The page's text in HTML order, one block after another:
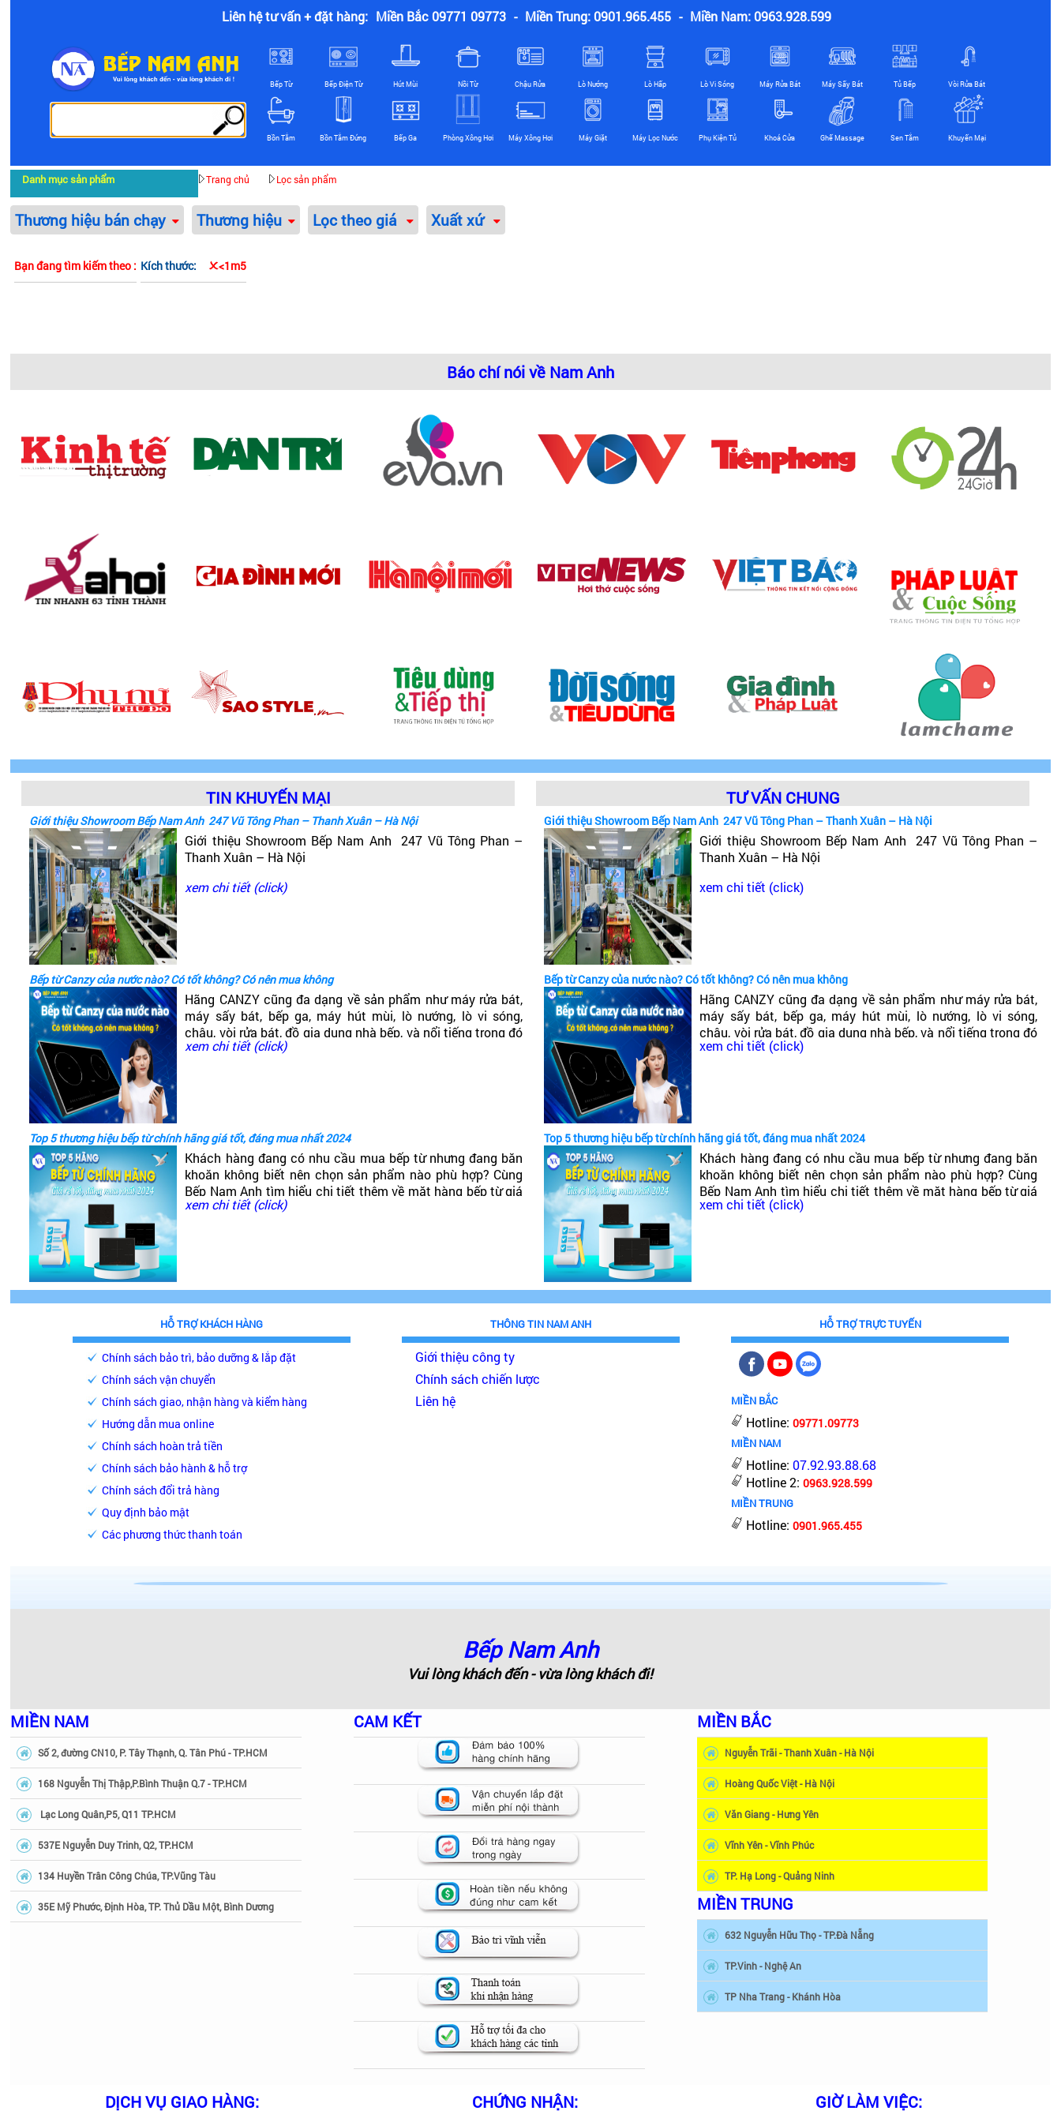
Liên hệ tư vấn + đặt hàng: Miền Bắc 09771 09773 - Miền Trung: 0901.965.455 - Miền Nam: 0963.928.599
Bếp Từ Bếp Điện Từ Hút Mùi Nồi Từ Chậu Rửa Lò Nướng Lò Hấp Lò Vi Sóng Máy Rửa Bát Máy Sấy Bát Tủ Bếp Vòi Rửa Bát
Bồn Tắm Bồn Tắm Đứng Bếp Ga Phòng Xông Hơi Máy Xông Hơi Máy Giặt Máy Lọc Nước Phụ Kiện Tủ Khoá Cửa Ghế Massage Sen Tắm Khuyến Mại
Danh mục sản phẩm Trang chủ Lọc sản phẩm
Thương hiệu bán chạy Thương hiệu Lọc theo giá Xuất xứ
Bạn đang tìm kiếm theo : Kích thước: <1m5
Báo chí nói về Nam Anh
TIN KHUYẾN MẠI
Giới thiệu Showroom Bếp Nam Anh 247 Vũ Tông Phan – Thanh Xuân – Hà Nội
Giới thiệu Showroom Bếp Nam Anh 247 Vũ Tông Phan –
Thanh Xuân – Hà Nội
xem chi tiết (click)
Bếp từ Canzy của nước nào? Có tốt không? Có nên mua không
Hãng CANZY cũng đa dạng về sản phẩm như máy rửa bát,
máy sấy bát, bếp ga, máy hút mùi, lò nướng, lò vi sóng,
chậu, vòi rửa bát, đồ gia dụng nhà bếp, và nổi tiếng trong đó
có dòng bếp từ Canzy. Vậy Bếp từ Canzy của nước nào? Có
xem chi tiết (click)
Top 5 thương hiệu bếp từ chính hãng giá tốt, đáng mua nhất 2024
Khách hàng đang có nhu cầu mua bếp từ nhưng đang băn
khoăn không biết nên chọn sản phẩm nào phù hợp? Cùng
Bếp Nam Anh tìm hiểu chi tiết thêm về mặt hàng bếp từ giá
phải chăng, chất lượng cao, đáng mua nhất 2024!
xem chi tiết (click)
TƯ VẤN CHUNG
Giới thiệu Showroom Bếp Nam Anh 247 Vũ Tông Phan – Thanh Xuân – Hà Nội
Giới thiệu Showroom Bếp Nam Anh 247 Vũ Tông Phan –
Thanh Xuân – Hà Nội
xem chi tiết (click)
Bếp từ Canzy của nước nào? Có tốt không? Có nên mua không
Hãng CANZY cũng đa dạng về sản phẩm như máy rửa bát,
máy sấy bát, bếp ga, máy hút mùi, lò nướng, lò vi sóng,
chậu, vòi rửa bát, đồ gia dụng nhà bếp, và nổi tiếng trong đó
có dòng bếp từ Canzy. Vậy Bếp từ Canzy của nước nào? Có
xem chi tiết (click)
Top 5 thương hiệu bếp từ chính hãng giá tốt, đáng mua nhất 2024
Khách hàng đang có nhu cầu mua bếp từ nhưng đang băn
khoăn không biết nên chọn sản phẩm nào phù hợp? Cùng
Bếp Nam Anh tìm hiểu chi tiết thêm về mặt hàng bếp từ giá
phải chăng, chất lượng cao, đáng mua nhất 2024!
xem chi tiết (click)
HỖ TRỢ KHÁCH HÀNG
Chính sách bảo trì, bảo dưỡng & lắp đặt
Chính sách vận chuyển
Chính sách giao, nhận hàng và kiểm hàng
Hướng dẫn mua online
Chính sách hoàn trả tiền
Chính sách bảo hành & hỗ trợ
Chính sách đổi trả hàng
Quy định bảo mật
Các phương thức thanh toán
THÔNG TIN NAM ANH
Giới thiệu công ty
Chính sách chiến lược
Liên hệ
HỖ TRỢ TRỰC TUYẾN
MIỀN BẮC
Hotline:09771.09773
MIỀN NAM
Hotline:07.92.93.88.68
Hotline 2:0963.928.599
MIỀN TRUNG
Hotline:0901.965.455
Bếp Nam Anh
Vui lòng khách đến - vừa lòng khách đi!
MIỀN NAM
Số 2, đường CN10, P. Tây Thạnh, Q. Tân Phú - TP.HCM
168 Nguyễn Thị Thập,P.Bình Thuận Q.7 - TP.HCM
Lạc Long Quân,P5, Q11 TP.HCM
537E Nguyễn Duy Trinh, Q2, TP.HCM
134 Huyền Trân Công Chúa, TP.Vũng Tàu
35E Mỹ Phước, Định Hòa, TP. Thủ Dầu Một, Bình Dương
CAM KẾT MIỀN BẮC
Nguyễn Trãi - Thanh Xuân - Hà Nội
Hoàng Quốc Việt - Hà Nội
Văn Giang - Hưng Yên
Vĩnh Yên - Vĩnh Phúc
TP. Hạ Long - Quảng Ninh
MIỀN TRUNG
632 Nguyễn Hữu Thọ - TP.Đà Nẵng
TP.Vinh - Nghệ An
TP Nha Trang - Khánh Hòa
DỊCH VỤ GIAO HÀNG: CHỨNG NHẬN: GIỜ LÀM VIỆC: